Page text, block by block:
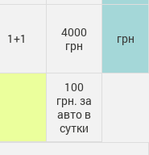
1+1
4000
грн
грн
100
грн. за
авто в
сутки